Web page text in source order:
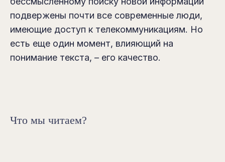
подвержены почти все современные люди,
имеющие доступ к телекоммуникациям. Но
есть еще один момент, влияющий на
понимание текста, – его качество.
Что мы читаем?